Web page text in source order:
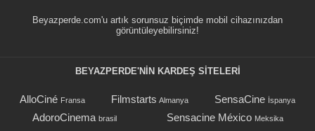
Beyazperde.com'u artık sorunsuz biçimde mobil cihazınızdan
görüntüleyebilirsiniz!
BEYAZPERDE'NIN KARDEŞ SİTELERİ
AlloCiné Fransa Filmstarts Almanya SensaCine İspanya
AdoroCinema brasil Sensacine México Meksika